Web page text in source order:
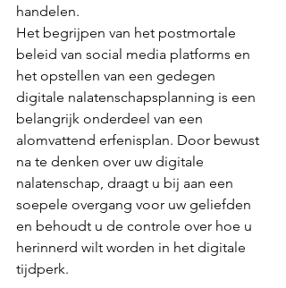
handelen.
Het begrijpen van het postmortale
beleid van social media platforms en
het opstellen van een gedegen
digitale nalatenschapsplanning is een
belangrijk onderdeel van een
alomvattend erfenisplan. Door bewust
na te denken over uw digitale
nalatenschap, draagt u bij aan een
soepele overgang voor uw geliefden
en behoudt u de controle over hoe u
herinnerd wilt worden in het digitale
tijdperk.